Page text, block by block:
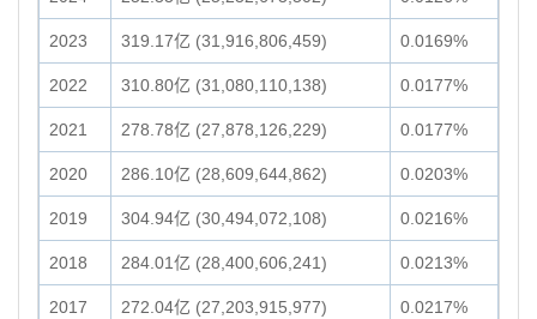
2023 319.17亿 (31,916,806,459) 0.0169%
2022 310.80亿 (31,080,110,138) 0.0177%
2021 278.78亿 (27,878,126,229) 0.0177%
2020 286.10亿 (28,609,644,862) 0.0203%
2019 304.94亿 (30,494,072,108) 0.0216%
2018 284.01亿 (28,400,606,241) 0.0213%
2017 272.04亿 (27,203,915,977) 0.0217%